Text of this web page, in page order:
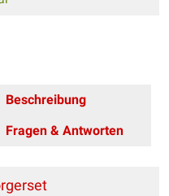
Beschreibung
Fragen & Antworten